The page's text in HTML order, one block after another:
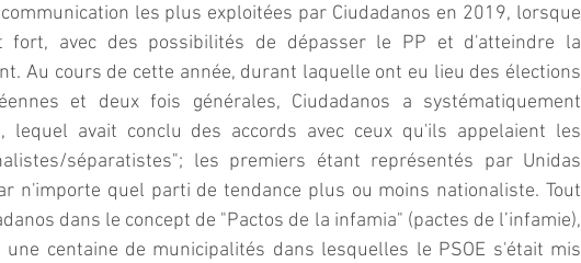
les plus exploitées par Ciudadanos en 2019, lorsque
fort, avec des possibilités de dépasser le PP et d'atteindre la
Au cours de cette année, durant laquelle ont eu lieu des élections
et deux fois générales, Ciudadanos a systématiquement
lequel avait conclu des accords avec ceux qu'ils appelaient les
séparatistes"; les premiers étant représentés par Unidas
n'importe quel parti de tendance plus ou moins nationaliste. Tout
dans le concept de "Pactos de la infamia" (pactes de l’infamie),
centaine de municipalités dans lesquelles le PSOE s'était mis